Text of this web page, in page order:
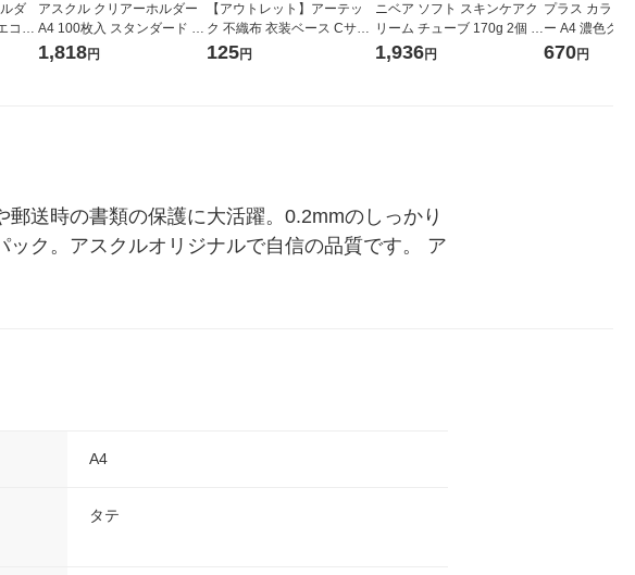
ダ
ノ
アスクル クリアーホルダー
A4 100枚入 スタンダード フ
ァイル 1セット（100枚×2
1,818円
【アウトレット】アーテッ
ク 不織布 衣装ベース Cサイ
ズ シャツ 白 2180 1着
125円
ニベア ソフト スキンケアク
リーム チューブ 170g 2個 花
王
1,936円
プラス カラー
ー A4 濃色グ
ト(30枚) ファ
670円
送時の書類の保護に大活躍。0.2mmのしっかり
ク。アスクルオリジナルで自信の品質です。 ア
A4
タテ